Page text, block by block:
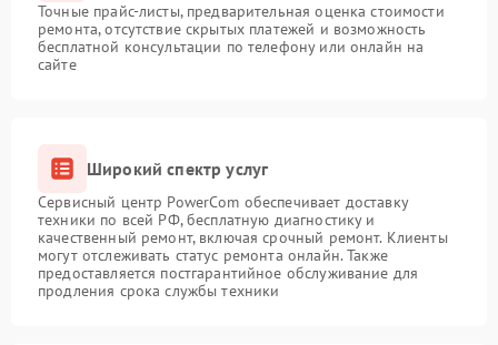
Точные прайс-листы, предварительная оценка стоимости
ремонта, отсутствие скрытых платежей и возможность
бесплатной консультации по телефону или онлайн на
сайте
Широкий спектр услуг
Сервисный центр PowerCom обеспечивает доставку
техники по всей РФ, бесплатную диагностику и
качественный ремонт, включая срочный ремонт. Клиенты
могут отслеживать статус ремонта онлайн. Также
предоставляется постгарантийное обслуживание для
продления срока службы техники